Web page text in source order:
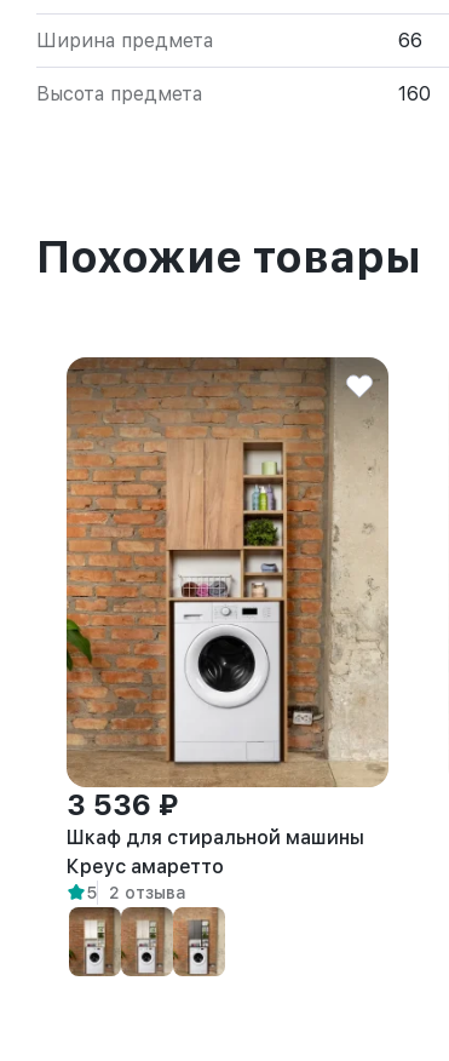
Ширина предмета 66
Высота предмета 160
Похожие товары
3 536 ₽
Шкаф для стиральной машины
Креус амаретто
5 2 отзыва